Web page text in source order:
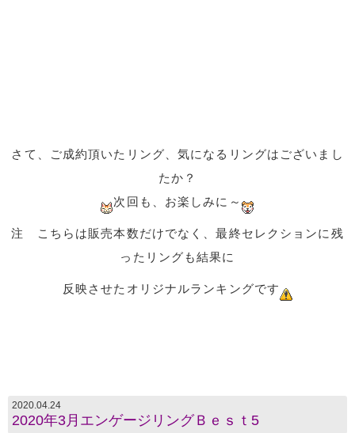
さて、ご成約頂いたリング、気になるリングはございまし
たか？
次回も、お楽しみに～
注 こちらは販売本数だけでなく、最終セレクションに残
ったリングも結果に
反映させたオリジナルランキングです
2020.04.24
2020年3月エンゲージリングＢｅｓｔ5